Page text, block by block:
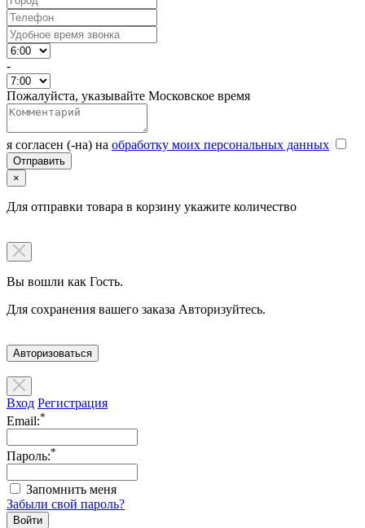
-
Пожалуйста, указывайте Московское время
я согласен (-на) на обработку моих персональных данных
×
Для отправки товара в корзину укажите количество
Вы вошли как Гость.
Для сохранения вашего заказа Авторизуйтесь.
Авторизоваться
Вход Регистрация
Email:*
Пароль:*
Запомнить меня
Забыли свой пароль?